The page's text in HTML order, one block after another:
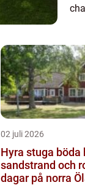
02 juli 2026
Hyra stuga böda hav,
sandstrand och
dagar på norra